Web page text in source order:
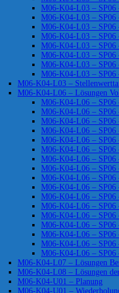
M06-K04-L03 – SP06
M06-K04-L03 – SP06
M06-K04-L03 – SP06
M06-K04-L03 – SP06
M06-K04-L03 – SP06
M06-K04-L03 – SP06
M06-K04-L03 – SP06
M06-K04-L03 – SP06
M06-K04-L03 –
M06-K04-L06 – Lösungen
M06-K04-L06 – SP06
M06-K04-L06 – SP06
M06-K04-L06 – SP06
M06-K04-L06 – SP06
M06-K04-L06 – SP06
M06-K04-L06 – SP06
M06-K04-L06 – SP06
M06-K04-L06 – SP06
M06-K04-L06 – SP06
M06-K04-L06 – SP06
M06-K04-L06 – SP06
M06-K04-L06 – SP06
M06-K04-L06 – SP06
M06-K04-L06 – SP06
M06-K04-L06 – SP06
M06-K04-L06 – SP06
M06-K04-L06 – SP06
M06-K04-L07 – Lösungen
M06-K04-L08 – Lösungen
M06-K04-U01 – Planung
M06-K04-U01 –